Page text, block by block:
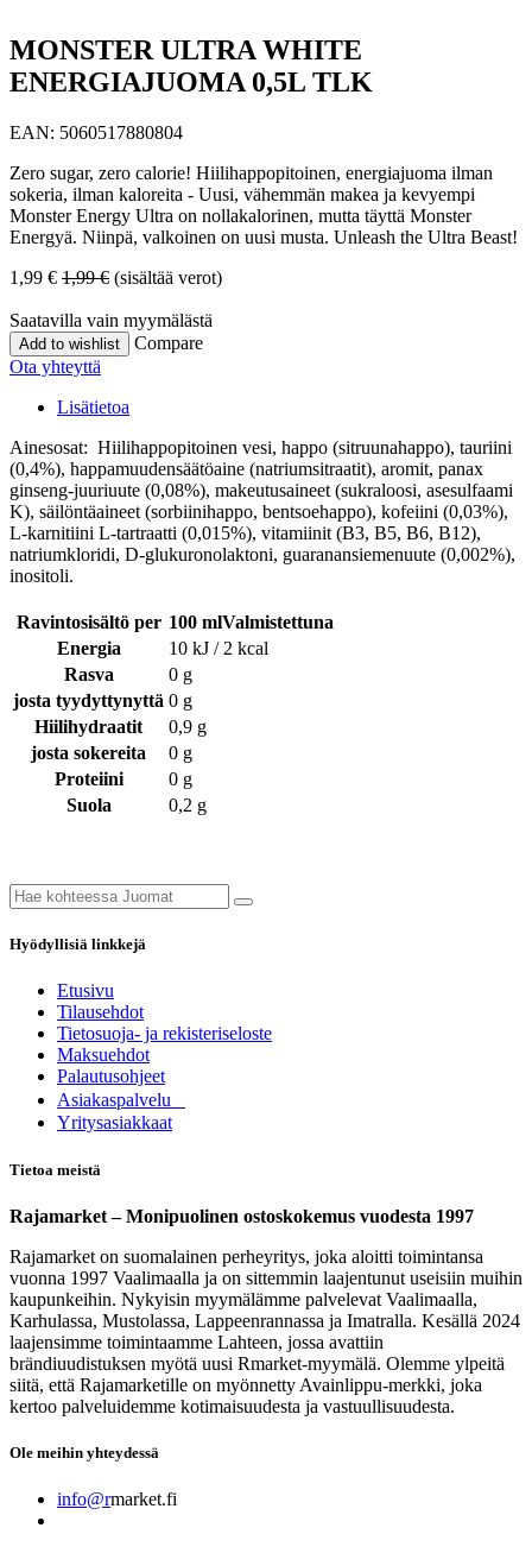
MONSTER ULTRA WHITE
ENERGIAJUOMA 0,5L TLK
EAN: 5060517880804
Zero sugar, zero calorie! Hiilihappopitoinen, energiajuoma ilman
sokeria, ilman kaloreita - Uusi, vähemmän makea ja kevyempi
Monster Energy Ultra on nollakalorinen, mutta täyttä Monster
Energyä. Niinpä, valkoinen on uusi musta. Unleash the Ultra Beast!
1,99 € 1,99€ (sisältää verot)
Saatavilla vain myymälästä
Add to wishlist
Compare
Ota yhteyttä
Lisätietoa
Ainesosat: Hiilihappopitoinen vesi, happo (sitruunahappo), tauriini
(0,4%), happamuudensäätöaine (natriumsitraatit), aromit, panax
ginseng-juuriuute (0,08%), makeutusaineet (sukraloosi, asesulfaami
K), säilöntäaineet (sorbiinihappo, bentsoehappo), kofeiini (0,03%),
L-karnitiini L-tartraatti (0,015%), vitamiinit (B3, B5, B6, B12),
natriumkloridi, D-glukuronolaktoni, guaranansiemenuute (0,002%),
inositoli.
Ravintosisältö per 100 mlValmistettuna
Energia
10 kJ / 2 kcal
Rasva
0 g
josta tyydyttynyttä 0 g
Hiilihydraatit
0,9 g
josta sokereita
0 g
Proteiini
0 g
Suola
0,2 g
Hyödyllisiä linkkejä
Etusivu
Tilausehdot
Tietosuoja- ja rekisteriseloste
Maksuehdot
Palautusohjeet
Asia​k​aspalvelu
​Yritysasiakkaat
Tietoa meistä
Rajamarket – Monipuolinen ostoskokemus vuodesta 1997
Rajamarket on suomalainen perheyritys, joka aloitti toimintansa
vuonna 1997 Vaalimaalla ja on sittemmin laajentunut useisiin muihin
kaupunkeihin. Nykyisin myymälämme palvelevat Vaalimaalla,
Karhulassa, Mustolassa, Lappeenrannassa ja Imatralla. Kesällä 2024
laajensimme toimintaamme Lahteen, jossa avattiin
brändiuudistuksen myötä uusi Rmarket-myymälä. Olemme ylpeitä
siitä, että Rajamarketille on myönnetty Avainlippu-merkki, joka
kertoo palveluidemme kotimaisuudesta ja vastuullisuudesta.
Ole meihin yhteydessä
info@rmarket.fi